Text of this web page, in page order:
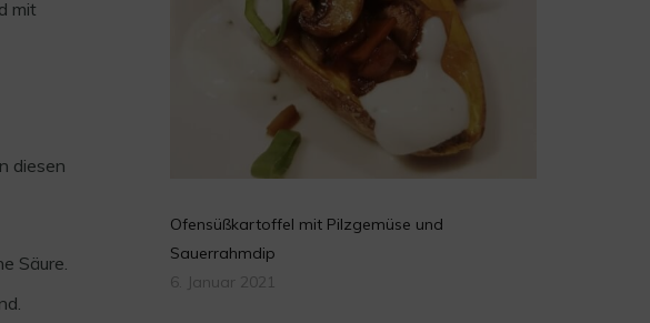
mit
diesen
Säure.
Ofensüßkartoffel mit Pilzgemüse und
Sauerrahmdip
6. Januar 2021